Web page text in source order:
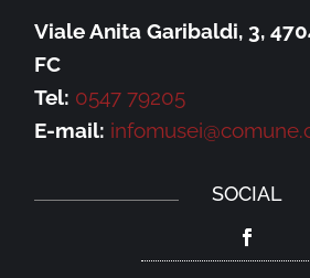
Viale Anita Garibaldi, 3,
FC
Tel: 0547 79205
E-mail:
SOCIAL